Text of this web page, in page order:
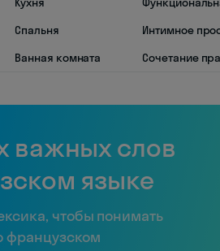
Спальня
Интимное
Ванная комната Сочетание
важных слов
языке
чтобы понимать
французском